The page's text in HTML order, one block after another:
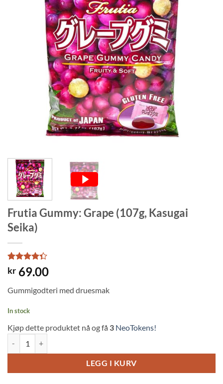
Frutia Gummy: Grape (107g, Kasugai
Seika)
Rated
4.33out
based on
3
ratings
kr 69.00
Gummigodteri med druesmak
In stock
Kjøp dette produktet nå og få 3 NeoTokens!
LEGG I KURV